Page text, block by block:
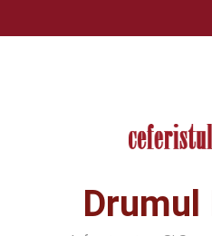
Drumul